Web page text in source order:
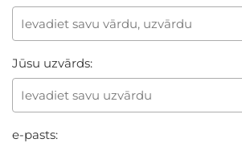
Jūsu uzvārds:
e-pasts: